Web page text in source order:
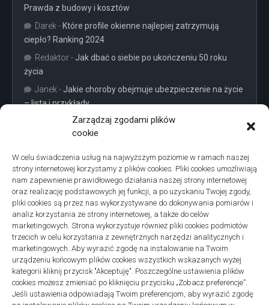
Zarządzaj zgodami plików
cookie
W celu świadczenia usług na najwyższym poziomie w ramach naszej
strony internetowej korzystamy z plików cookies. Pliki cookies umożliwiają
nam zapewnienie prawidłowego działania naszej strony internetowej
oraz realizację podstawowych jej funkcji, a po uzyskaniu Twojej zgody,
pliki cookies są przez nas wykorzystywane do dokonywania pomiarów i
analiz korzystania ze strony internetowej, a także do celów
marketingowych. Strona wykorzystuje również pliki cookies podmiotów
trzecich w celu korzystania z zewnętrznych narzędzi analitycznych i
marketingowych. Aby wyrazić zgodę na instalowanie na Twoim
urządzeniu końcowym plików cookies wszystkich wskazanych wyżej
kategorii kliknij przycisk "Akceptuję". Poszczególne ustawienia plików
cookies możesz zmieniać po kliknięciu przycisku „Zobacz preferencje”.
Jeśli ustawienia odpowiadają Twoim preferencjom, aby wyrazić zgodę
Prawda z budowy i kosztów
Darek - Które profile okienne najlepiej zatrzymują
ciepło? Ranking 2024
Redaktor- Jak dbać o siebie po ukończeniu 50 roku
życia
Janek - Jakie choroby obejmuje ubezpieczenie na życie
– lista i przykłady
Projekty domów Podkarpacie
linki z nap